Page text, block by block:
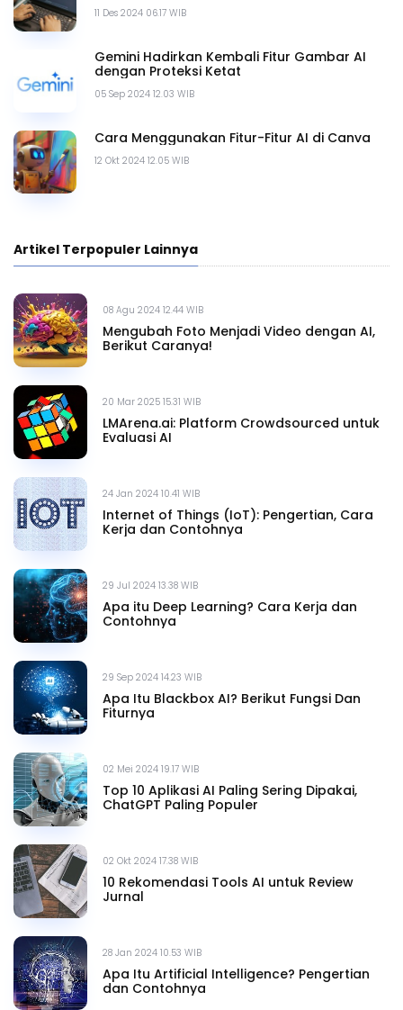
11 Des 2024 06.17 WIB
05 Sep 2024 12.03 WIB
Gemini Hadirkan Kembali Fitur Gambar AI
dengan Proteksi Ketat
12 Okt 2024 12.05 WIB
Cara Menggunakan Fitur-Fitur AI di Canva
Artikel Terpopuler Lainnya
08 Agu 2024 12.44 WIB
Mengubah Foto Menjadi Video dengan AI,
Berikut Caranya!
20 Mar 2025 15.31 WIB
LMArena.ai: Platform Crowdsourced untuk
Evaluasi AI
24 Jan 2024 10.41 WIB
Internet of Things (IoT): Pengertian, Cara
Kerja dan Contohnya
29 Jul 2024 13.38 WIB
Apa itu Deep Learning? Cara Kerja dan
Contohnya
29 Sep 2024 14.23 WIB
Apa Itu Blackbox AI? Berikut Fungsi Dan
Fiturnya
02 Mei 2024 19.17 WIB
Top 10 Aplikasi AI Paling Sering Dipakai,
ChatGPT Paling Populer
02 Okt 2024 17.38 WIB
10 Rekomendasi Tools AI untuk Review
Jurnal
28 Jan 2024 10.53 WIB
Apa Itu Artificial Intelligence? Pengertian
dan Contohnya